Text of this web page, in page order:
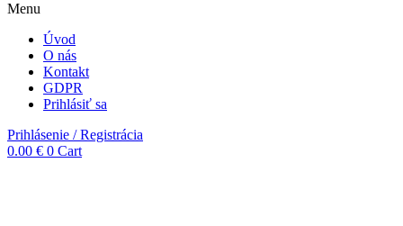
Menu
Úvod
O nás
Kontakt
GDPR
Prihlásiť sa
Prihlásenie / Registrácia
0.00 € 0 Cart